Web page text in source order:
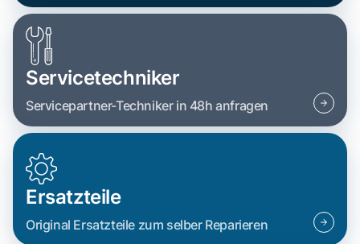
Servicetechniker
Servicepartner-Techniker in 48h anfragen
Ersatzteile
Original Ersatzteile zum selber Reparieren